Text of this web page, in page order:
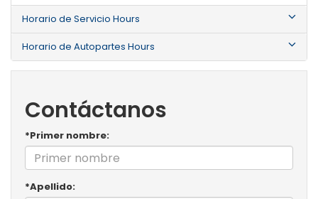
Horario de Servicio Hours
Horario de Autopartes Hours
Contáctanos
*Primer nombre:
*Apellido: